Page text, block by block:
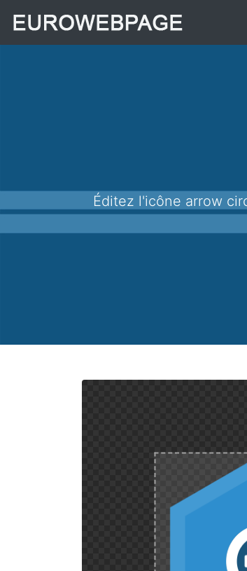
Éditez l'icône arrow circle o right et téléchargez-la au format png pour l'utiliser dans vos applications, sites Web et